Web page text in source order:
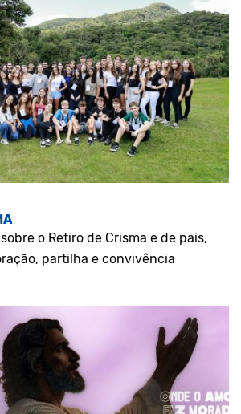
o Retiro de Crisma e de pais,
partilha e convivência